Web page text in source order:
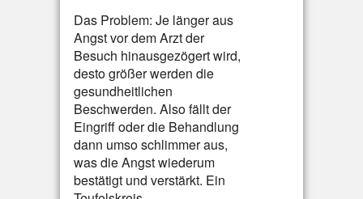
Das Problem: Je länger aus
Angst vor dem Arzt der
Besuch hinausgezögert wird,
desto größer werden die
gesundheitlichen
Beschwerden. Also fällt der
Eingriff oder die Behandlung
dann umso schlimmer aus,
was die Angst wiederum
bestätigt und verstärkt. Ein